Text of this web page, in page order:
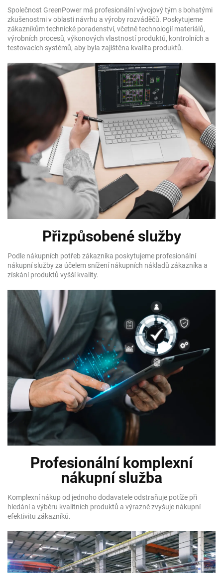
Společnost GreenPower má profesionální vývojový tým s bohatými
zkušenostmi v oblasti návrhu a výroby rozváděčů. Poskytujeme
zákazníkům technické poradenství, včetně technologií materiálů,
výrobních procesů, výkonových vlastností produktů, kontrolních a
testovacích systémů, aby byla zajištěna kvalita produktů.
Přizpůsobené služby
Podle nákupních potřeb zákazníka poskytujeme profesionální
nákupní služby za účelem snížení nákupních nákladů zákazníka a
získání produktů vyšší kvality.
Profesionální komplexní
nákupní služba
Komplexní nákup od jednoho dodavatele odstraňuje potíže při
hledání a výběru kvalitních produktů a výrazně zvyšuje nákupní
efektivitu zákazníků.